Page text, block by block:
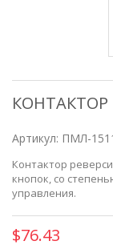
КОНТАКТОР
Артикул: ПМЛ-
Контактор
кнопок, со
управления.
$76.43